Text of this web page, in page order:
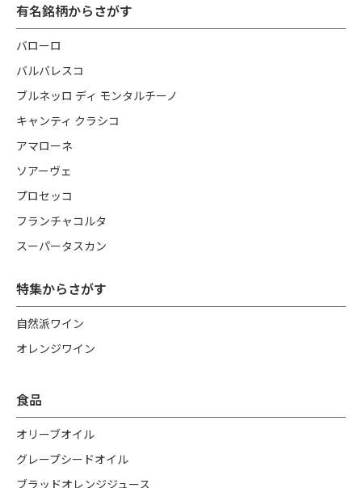
有名銘柄からさがす
バローロ
バルバレスコ
ブルネッロ ディ モンタルチーノ
キャンティ クラシコ
アマローネ
ソアーヴェ
プロセッコ
フランチャコルタ
スーパータスカン
特集からさがす
自然派ワイン
オレンジワイン
食品
オリーブオイル
グレープシードオイル
ブラッドオレンジジュース